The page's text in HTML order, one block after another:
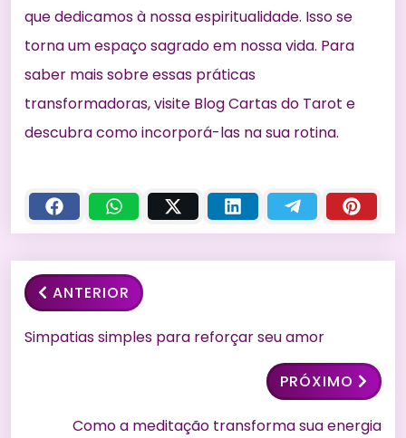
que dedicamos à nossa espiritualidade. Isso se
torna um espaço sagrado em nossa vida. Para
saber mais sobre essas práticas
transformadoras, visite Blog Cartas do Tarot e
descubra como incorporá-las na sua rotina.
ANTERIOR
Simpatias simples para reforçar seu amor
PRÓXIMO
Como a meditação transforma sua energia